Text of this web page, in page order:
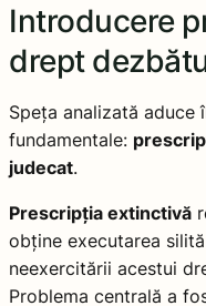
Introducere
drept
Speța analizată
fundamentale:
judecat.
Prescripția extinctivă
obține executarea
neexercitării acestui
Problema centrală a